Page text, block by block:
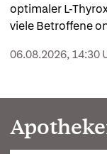
optimaler L-
viele Betroffene
von
06.08.2026, 14:30